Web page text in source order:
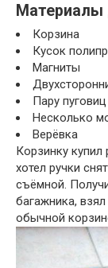
Материалы
Корзина
Кусок
Магниты
Пару пуговиц
Несколько
Верёвка
Корзинку
хотел ручки
съёмной.
багажника,
обычной